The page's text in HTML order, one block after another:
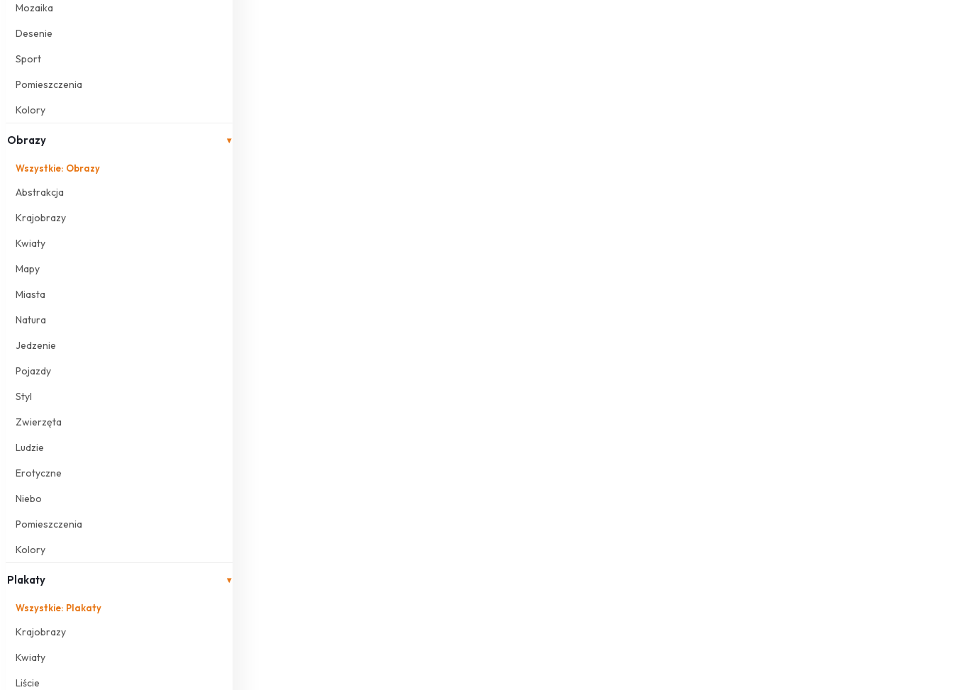
Mozaika
Desenie
Sport
Pomieszczenia
Kolory
Obrazy ▾
Wszystkie: Obrazy
Abstrakcja
Krajobrazy
Kwiaty
Mapy
Miasta
Natura
Jedzenie
Pojazdy
Styl
Zwierzęta
Ludzie
Erotyczne
Niebo
Pomieszczenia
Kolory
Plakaty ▾
Wszystkie: Plakaty
Krajobrazy
Kwiaty
Liście